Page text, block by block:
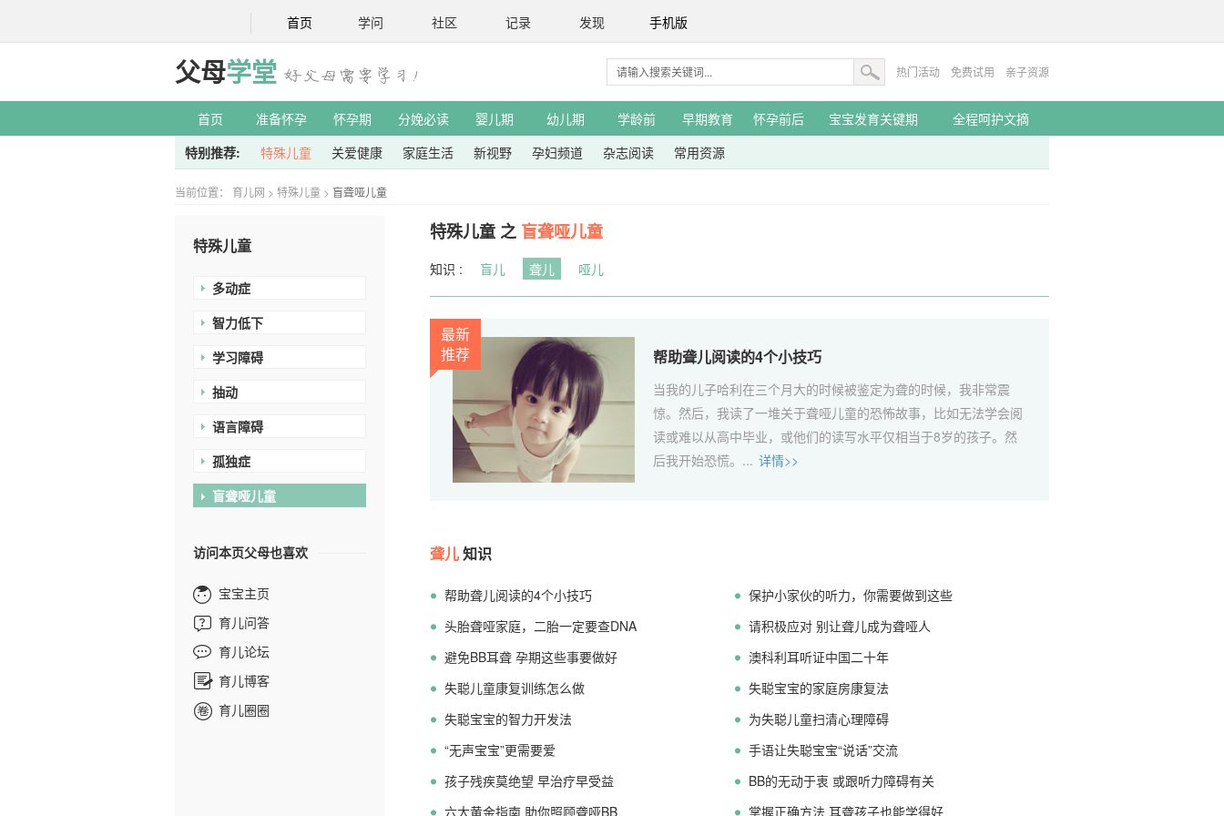
首页 学问 社区 记录 发现 手机版
父母学堂 热门活动 免费试用 亲子资源
首页 准备怀孕 怀孕期 分娩必读 婴儿期 幼儿期 学龄前 早期教育 怀孕前后 宝宝发育关键期
全程呵护文摘
特别推荐:
特殊儿童 关爱健康 家庭生活 新视野 孕妇频道 杂志阅读 常用资源
当前位置： 育儿网 > 特殊儿童 > 盲聋哑儿童
特殊儿童
多动症
智力低下
学习障碍
抽动
语言障碍
孤独症
盲聋哑儿童
访问本页父母也喜欢
宝宝主页
育儿问答
育儿论坛
育儿博客
育儿圈圈
特殊儿童 之 盲聋哑儿童
知识 : 盲儿 聋儿 哑儿
帮助聋儿阅读的4个小技巧
当我的儿子哈利在三个月大的时候被鉴定为聋的时候，我非常震
惊。然后，我读了一堆关于聋哑儿童的恐怖故事，比如无法学会阅
读或难以从高中毕业，或他们的读写水平仅相当于8岁的孩子。然
后我开始恐慌。... 详情>>
最新
推荐
聋儿知识
帮助聋儿阅读的4个小技巧
保护小家伙的听力，你需要做到这些
头胎聋哑家庭，二胎一定要查DNA
请积极应对 别让聋儿成为聋哑人
避免BB耳聋 孕期这些事要做好
澳科利耳听证中国二十年
失聪儿童康复训练怎么做
失聪宝宝的家庭房康复法
失聪宝宝的智力开发法
为失聪儿童扫清心理障碍
“无声宝宝”更需要爱
手语让失聪宝宝“说话”交流
孩子残疾莫绝望 早治疗早受益
BB的无动于衷 或跟听力障碍有关
六大黄金指南 助你照顾聋哑BB
掌握正确方法 耳聋孩子也能学得好